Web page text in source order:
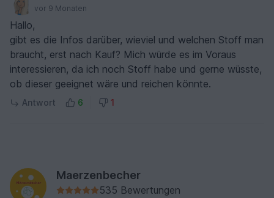
vor 9 Monaten
Hallo,
gibt es die Infos darüber, wieviel und welchen Stoff man
braucht, erst nach Kauf? Mich würde es im Voraus
interessieren, da ich noch Stoff habe und gerne wüsste,
ob dieser geeignet wäre und reichen könnte.
Antwort 6 1
Maerzenbecher
535 Bewertungen